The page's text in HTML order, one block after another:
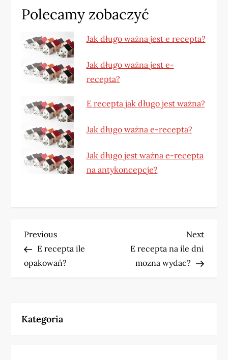
Polecamy zobaczyć
Jak długo ważna jest e recepta?
Jak długo ważna jest e-
recepta?
E recepta jak długo jest ważna?
Jak długo ważna e-recepta?
Jak długo jest ważna e-recepta
na antykoncepcje?
N
a
g
Previous
Post
Previous
E recepta ile
opakowań?
Next
Next
E recepta na ile dni
mozna wydac?
Kategoria